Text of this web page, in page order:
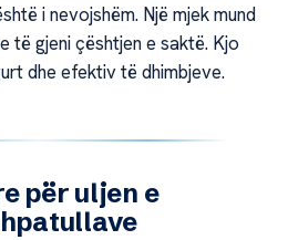
i nevojshëm. Një mjek mund
të gjeni çështjen e saktë. Kjo
dhe efektiv të dhimbjeve.
për uljen e